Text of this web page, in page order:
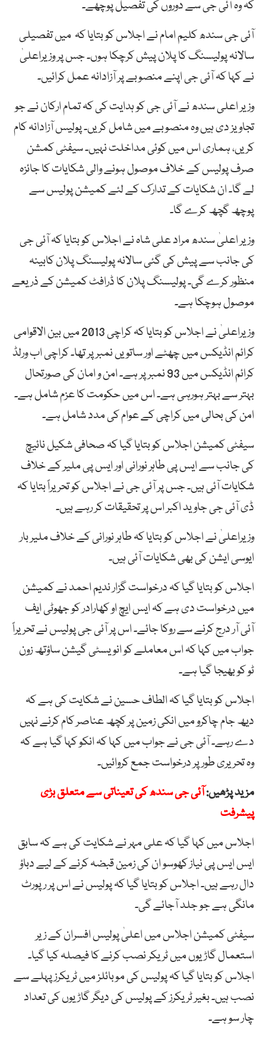
کہ وہ آئی جی سے دوروں کی تفصیل پوچھے۔
آئی جی سندھ کلیم امام نے اجلاس کو بتایا کہ میں تفصیلی
سالانہ پولیسنگ کا پلان پیش کرچکا ہوں۔ جس پر وزیراعلیٰ
نے کہا کہ آئی جی اپنے منصوبے پر آزادانہ عمل کرائیں۔
وزیر اعلی سندھ نے آئی جی کو ہدایت کی کہ تمام ارکان نے جو
تجاویز دی ہیں وہ منصوبے میں شامل کریں۔ پولیس آزادانہ کام
کریں، ہماری اس میں کوئی مداخلت نہیں۔ سیفٹی کمشن
صرف پولیس کے خلاف موصول ہونے والی شکایات کا جائزہ
لے گا۔ ان شکایات کے تدارک کے لئے کمیشن پولیس سے
پوچھ گچھ کرے گا۔
وزیر اعلیٰ سندھ مراد علی شاہ نے اجلاس کو بتایا کہ آئی جی
کی جانب سے پیش کی گئی سالانہ پولیسنگ پلان کابینہ
منظور کرے گی۔ پولیسنگ پلان کا ڈرافٹ کمیشن کے ذریعے
موصول ہوچکا ہے۔
وزیراعلیٰ نے اجلاس کو بتایا کہ کراچی 2013 میں بین الاقوامی
کرائم انڈیکس میں چھٹے اور ساتویں نمبر پر تھا۔ کراچی اب ورلڈ
کرائم انڈیکس میں 93 نمبر پر ہے۔ امن و امان کی صورتحال
بہتر سے بہتر ہورہی ہے۔ اس میں حکومت کا عزم شامل ہے۔
امن کی بحالی میں کراچی کے عوام کی مدد شامل ہے۔
سیفٹی کمیشن اجلاس کو بتایا گیا کہ صحافی شکیل نائیچ
کی جانب سے ایس پی طاہر نورانی اور ایس پی ملیر کے خلاف
شکایات آئی ہیں۔ جس پر آئی جی نے اجلاس کو تحریراً بتایا کہ
ڈی آئی جی جاوید اکبر اس پر تحقیقات کر رہے ہیں۔
وزیراعلیٰ نے اجلاس کو بتایا کہ طاہر نورانی کے خلاف ملیر بار
ایوسی ایشن کی بھی شکایات آئی ہیں۔
اجلاس کو بتایا گیا کہ درخواست گزار ندیم احمد نے کمیشن
میں درخواست دی ہے کہ ایس ایچ او کھارادر کو جھوٹی ایف
آئی آر درج کرنے سے روکا جائے۔ اس پر آئی جی پولیس نے تحریراً
جواب میں کہا کہ اس معاملے کو انویسٹی گیشن ساؤتھ زون
ٹو کو بھیجا گیا ہے۔
اجلاس کو بتایا گیا کہ الطاف حسین نے شکایت کی ہے کہ
دیھ جام چاکرو میں انکی زمین پر کچھ عناصر کام کرنے نہیں
دے رہے۔ آئی جی نے جواب میں کہا کہ انکو کہا گیا ہے کہ
وہ تحریری طور پر درخواست جمع کروائیں۔
مزید پڑھیں:آئی جی سندھ کی تعیناتی سے متعلق بڑی
پیشرفت
اجلاس میں کہا گیا کہ علی مہر نے شکایت کی ہے کہ سابق
ایس ایس پی نیاز کھوسو ان کی زمین قبضہ کرنے کے لیے دباؤ
دال رہے ہیں۔ اجلاس کو بتایا گیا کہ پولیس نے اس پر رپورٹ
مانگی ہے جو جلد آجائے گی۔
سیفٹی کمیشن اجلاس میں اعلیٰ پولیس افسران کے زیر
استعمال گاڑیوں میں ٹریکر نصب کرنے کا فیصلہ کیا گیا۔
اجلاس کو بتایا گیا کہ پولیس کی موبائلز میں ٹریکرز پہلے سے
نصب ہیں۔ بغیر ٹریکرز کے پولیس کی دیگر گاڑیوں کی تعداد
چار سو ہے۔